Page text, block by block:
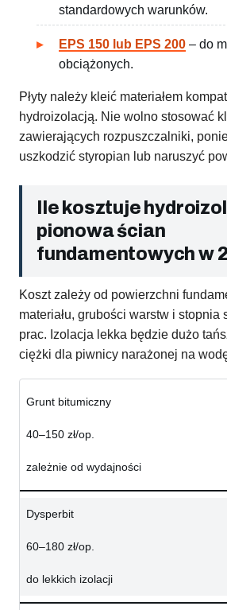
standardowych warunków.
EPS 150 lub EPS 200 – do
obciążonych.
Płyty należy kleić materiałem
hydroizolacją. Nie wolno stosować
zawierających rozpuszczalniki,
uszkodzić styropian lub naruszyć
Ile kosztuje
pionowa ścian
fundamentowych w
Koszt zależy od powierzchni
materiału, grubości warstw i stopnia
prac. Izolacja lekka będzie dużo
ciężki dla piwnicy narażonej na
Grunt bitumiczny
40–150 zł/op.
zależnie od wydajności
Dysperbit
60–180 zł/op.
do lekkich izolacji